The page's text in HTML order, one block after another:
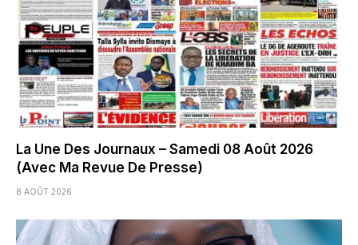
La Une Des Journaux – Samedi 08 Août 2026
(Avec Ma Revue De Presse)
8 AOÛT 2026